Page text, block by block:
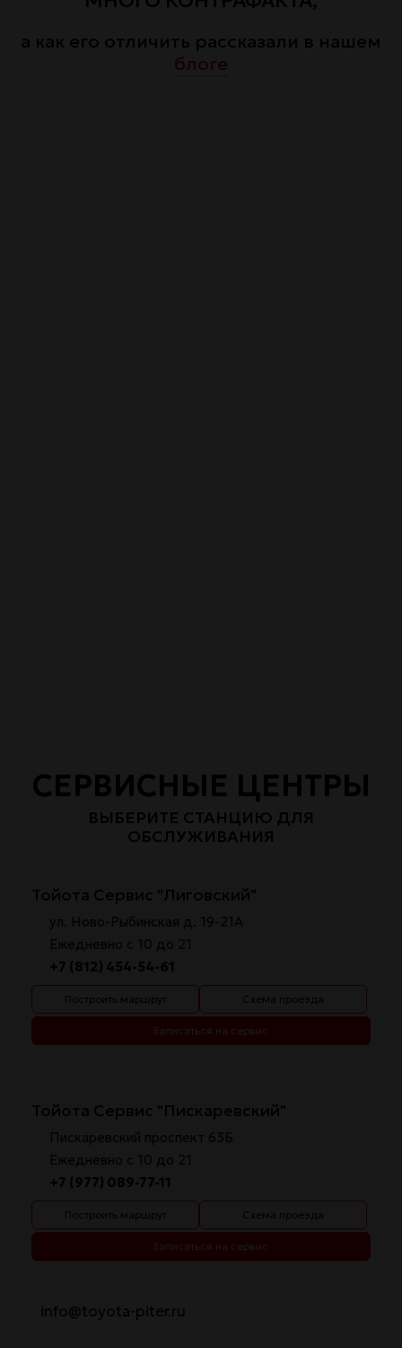
а как его отличить рассказали в нашем
блоге
СЕРВИСНЫЕ ЦЕНТРЫ
ВЫБЕРИТЕ СТАНЦИЮ ДЛЯ
ОБСЛУЖИВАНИЯ
Тойота Сервис "Лиговский"
ул. Ново-Рыбинская д. 19-21А
Ежедневно с 10 до 21
+7 (812) 454-54-61
Построить маршрут Схема проезда
Записаться на сервис
Тойота Сервис "Пискаревский"
Пискаревский проспект 63Б
Ежедневно с 10 до 21
+7 (977) 089-77-11
Построить маршрут Схема проезда
Записаться на сервис
info@toyota-piter.ru